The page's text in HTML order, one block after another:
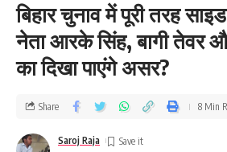
बिहार चुनाव में पूरी तरह
नेता आरके सिंह, बागी तेवर
का दिखा पाएंगे असर?
Saroj Raja
Share 8 Min